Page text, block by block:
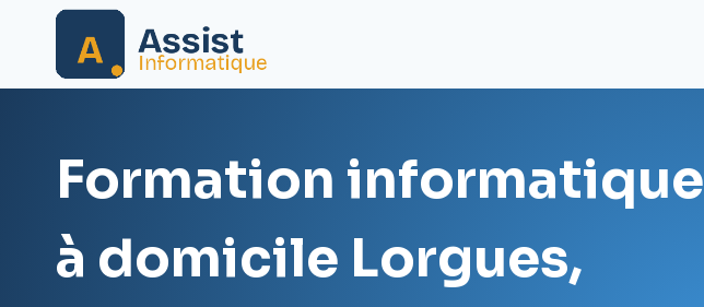
contenu
Formation informatique
à domicile Lorgues,